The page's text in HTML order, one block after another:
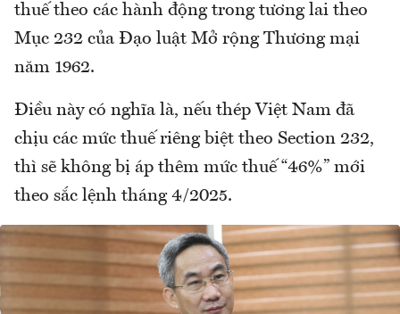
thuế theo các hành động trong tương lai theo
Mục 232 của Đạo luật Mở rộng Thương mại
năm 1962.
Điều này có nghĩa là, nếu thép Việt Nam đã
chịu các mức thuế riêng biệt theo Section 232,
thì sẽ không bị áp thêm mức thuế “46%” mới
theo sắc lệnh tháng 4/2025.